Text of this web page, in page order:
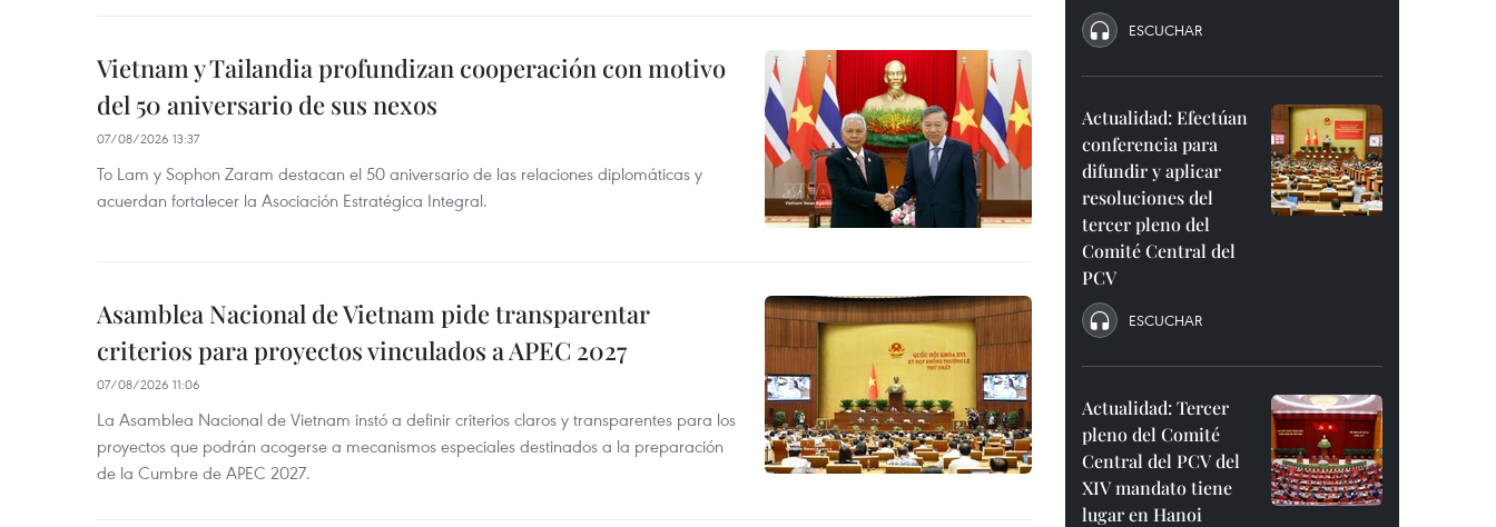
Vietnam y Tailandia profundizan cooperación con motivo
del 50 aniversario de sus nexos
07/08/2026 13:37
To Lam y Sophon Zaram destacan el 50 aniversario de las relaciones diplomáticas y
acuerdan fortalecer la Asociación Estratégica Integral.
Asamblea Nacional de Vietnam pide transparentar
criterios para proyectos vinculados a APEC 2027
07/08/2026 11:06
La Asamblea Nacional de Vietnam instó a definir criterios claros y transparentes para los
proyectos que podrán acogerse a mecanismos especiales destinados a la preparación
de la Cumbre de APEC 2027.
ESCUCHAR
Actualidad: Efectúan
conferencia para
difundir y aplicar
resoluciones del
tercer pleno del
Comité Central del
PCV
ESCUCHAR
Actualidad: Tercer
pleno del Comité
Central del PCV del
XIV mandato tiene
lugar en Hanoi